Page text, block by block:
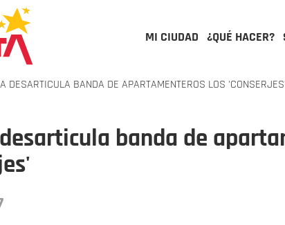
MI CIUDAD ¿QUÉ HACER?
DESARTICULA BANDA DE APARTAMENTEROS LOS 'CONSERJES'
banda de